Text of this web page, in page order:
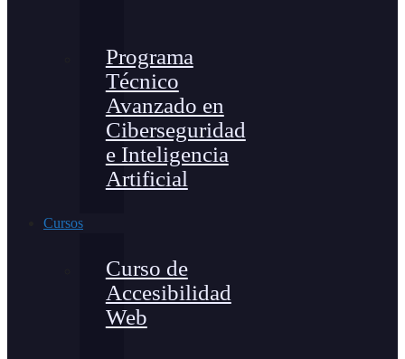
Programa
Técnico
Avanzado en
Ciberseguridad
e Inteligencia
Artificial
Cursos
Curso de
Accesibilidad
Web